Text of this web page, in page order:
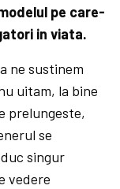
pe care-
in viata.
ne sustinem
uitam, la bine
prelungeste,
se
singur
vedere